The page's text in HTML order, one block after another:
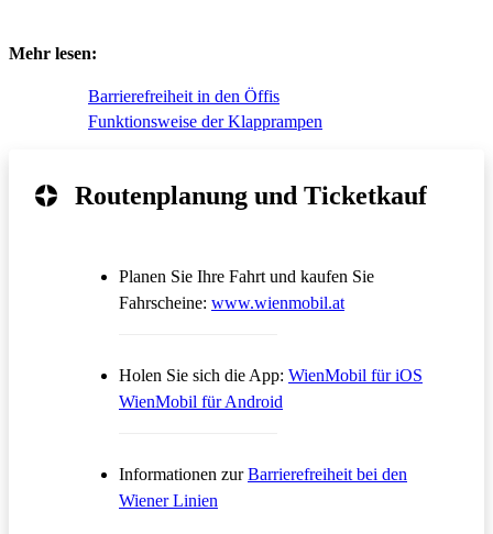
Mehr lesen:
Barrierefreiheit in den Öffis
Funktionsweise der Klapprampen
Routenplanung und Ticketkauf
Planen Sie Ihre Fahrt und kaufen Sie
Fahrscheine: www.wienmobil.atÖffnet in einem
Holen Sie sich die App: WienMobil für iOS
WienMobil für Android
Informationen zurBarrierefreiheit bei den
Wiener Linien